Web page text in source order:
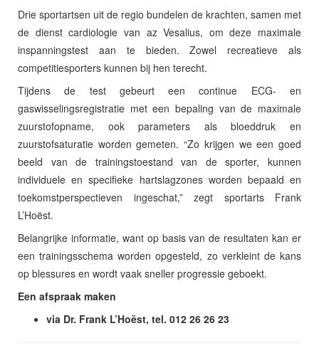
Drie sportartsen uit de regio bundelen de krachten, samen met
de dienst cardiologie van az Vesalius, om deze maximale
inspanningstest aan te bieden. Zowel recreatieve als
competitiesporters kunnen bij hen terecht.
Tijdens de test gebeurt een continue ECG- en
gaswisselingsregistratie met een bepaling van de maximale
zuurstofopname, ook parameters als bloeddruk en
zuurstofsaturatie worden gemeten. “Zo krijgen we een goed
beeld van de trainingstoestand van de sporter, kunnen
individuele en specifieke hartslagzones worden bepaald en
toekomstperspectieven ingeschat,” zegt sportarts Frank
L’Hoëst.
Belangrijke informatie, want op basis van de resultaten kan er
een trainingsschema worden opgesteld, zo verkleint de kans
op blessures en wordt vaak sneller progressie geboekt.
Een afspraak maken
via Dr. Frank L’Hoëst, tel. 012 26 26 23